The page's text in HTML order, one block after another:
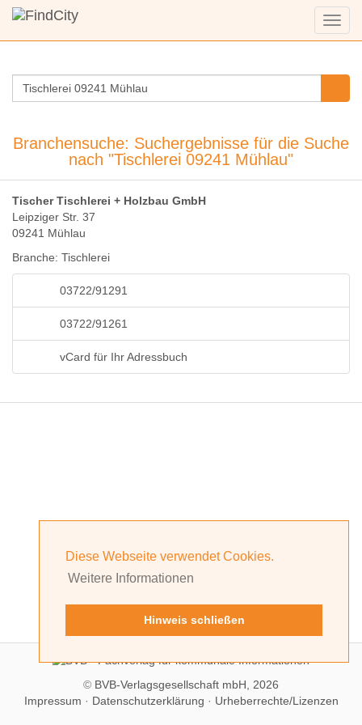
Diese Webseite verwendet Cookies.
Weitere Informationen
Hinweis schließen
Menü
Branchensuche: Suchergebnisse für die Suche
nach "Tischlerei 09241 Mühlau"
Tischer Tischlerei + Holzbau GmbH
Leipziger Str. 37
09241 Mühlau
Branche: Tischlerei
03722/91291
03722/91261
vCard für Ihr Adressbuch
© BVB-Verlagsgesellschaft mbH, 2026
Impressum · Datenschutzerklärung · Urheberrechte/Lizenzen